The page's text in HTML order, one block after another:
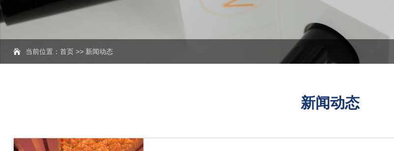
当前位置： 首页>> 新闻动态
新闻动态